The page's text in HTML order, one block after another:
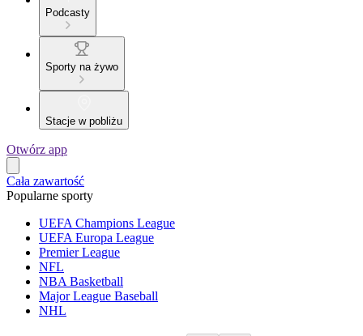
Podcasty
Sporty na żywo
Stacje w pobliżu
Otwórz app
Cała zawartość
Popularne sporty
UEFA Champions League
UEFA Europa League
Premier League
NFL
NBA Basketball
Major League Baseball
NHL